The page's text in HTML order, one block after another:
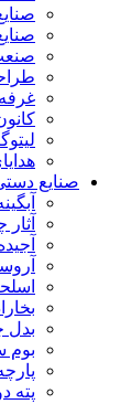
صنایع
بدل
بوم
پته